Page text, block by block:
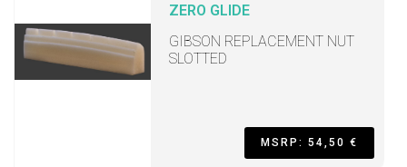
ZERO GLIDE
GIBSON REPLACEMENT NUT
SLOTTED
MSRP: 54,50 €